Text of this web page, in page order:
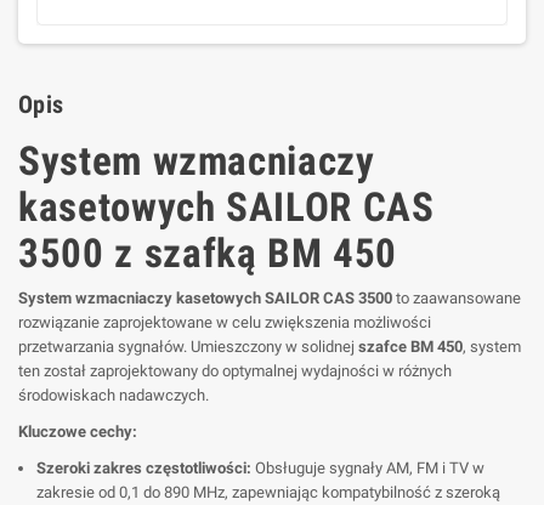
Opis
System wzmacniaczy
kasetowych SAILOR CAS
3500 z szafką BM 450
System wzmacniaczy kasetowych SAILOR CAS 3500 to zaawansowane
rozwiązanie zaprojektowane w celu zwiększenia możliwości
przetwarzania sygnałów. Umieszczony w solidnej szafce BM 450, system
ten został zaprojektowany do optymalnej wydajności w różnych
środowiskach nadawczych.
Kluczowe cechy:
Szeroki zakres częstotliwości: Obsługuje sygnały AM, FM i TV w
zakresie od 0,1 do 890 MHz, zapewniając kompatybilność z szeroką